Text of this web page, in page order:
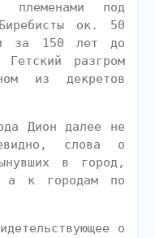
племенами под
ок. 50
150 лет до
разгром
из декретов
Дион далее не
слова о
в город,
а к городам по
о